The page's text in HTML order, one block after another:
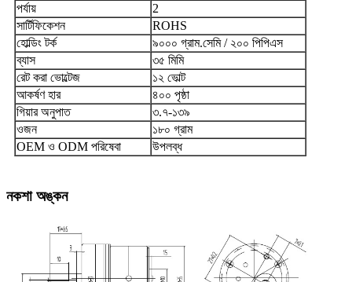
পর্যায়
2
সার্টিফিকেশন
ROHS
হোল্ডিং টর্ক
৯০০০ গ্রাম.সেমি / ২০০ পিপিএস
ব্যাস
৩৫ মিমি
রেট করা ভোল্টেজ
১২ ভোল্ট
আকর্ষণ হার
৪০০ পৃষ্ঠা
গিয়ার অনুপাত
৩.৭-১৩৯
ওজন
১৮০ গ্রাম
OEM ও ODM পরিষেবা
উপলব্ধ
নকশা অঙ্কন